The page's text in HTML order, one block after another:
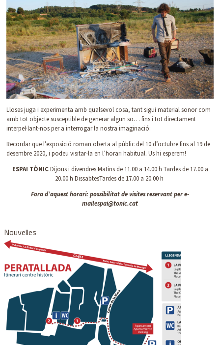
Lloses juga i experimenta amb qualsevol cosa, tant sigui material sonor com
amb tot objecte susceptible de generar algun so… fins i tot directament
interpel·lant-nos per a interrogar la nostra imaginació:
Recordar que l’exposició roman oberta al públic del 10 d’octubre fins al 19 de
desembre 2020, i podeu visitar-la en l’horari habitual. Us hi esperem!
ESPAI TÒNICDijous i divendres Matins de 11.00 a 14.00 h Tardes de 17.00 a
20.00 h DissabtesTardes de 17.00 a 20.00 h
Fora d’aquest horari: possibilitat de visites reservant per e-
mailespai@tonic.cat
Nouvelles